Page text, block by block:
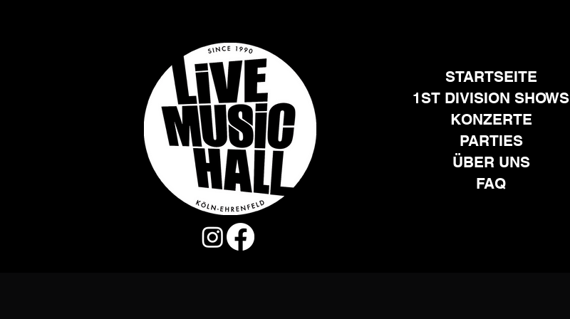
STARTSEITE
1ST DIVISION SHOWS
KONZERTE
PARTIES
ÜBER UNS
FAQ